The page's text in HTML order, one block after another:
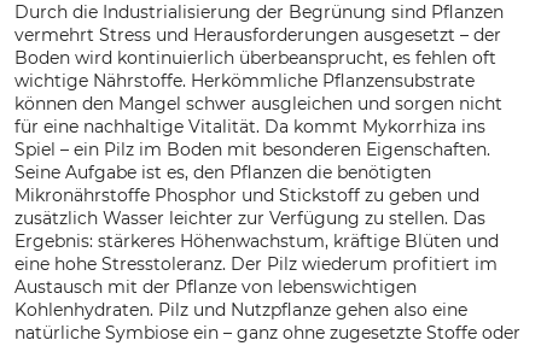
Durch die Industrialisierung der Begrünung sind Pflanzen
vermehrt Stress und Herausforderungen ausgesetzt – der
Boden wird kontinuierlich überbeansprucht, es fehlen oft
wichtige Nährstoffe. Herkömmliche Pflanzensubstrate
können den Mangel schwer ausgleichen und sorgen nicht
für eine nachhaltige Vitalität. Da kommt Mykorrhiza ins
Spiel – ein Pilz im Boden mit besonderen Eigenschaften.
Seine Aufgabe ist es, den Pflanzen die benötigten
Mikronährstoffe Phosphor und Stickstoff zu geben und
zusätzlich Wasser leichter zur Verfügung zu stellen. Das
Ergebnis: stärkeres Höhenwachstum, kräftige Blüten und
eine hohe Stresstoleranz. Der Pilz wiederum profitiert im
Austausch mit der Pflanze von lebenswichtigen
Kohlenhydraten. Pilz und Nutzpflanze gehen also eine
natürliche Symbiose ein – ganz ohne zugesetzte Stoffe oder